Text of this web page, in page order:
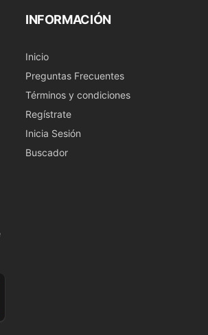
INFORMACIÓN
Inicio
Preguntas Frecuentes
Términos y condiciones
Regístrate
Inicia Sesión
Buscador